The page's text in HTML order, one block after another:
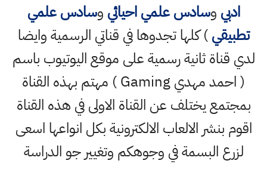
ادبي وسادس علمي احيائي وسادس علمي
تطبيقي) كلها تجدوها في قناتي الرسمية وايضا
لدي قناة ثانية رسمية على موقع اليوتيوب باسم
( احمد مهدي Gaming ) مهتم بهذه القناة
بمجتمع يختلف عن القناة الاولى في هذه القناة
اقوم بنشر الالعاب الالكترونية بكل انواعها اسعى
لزرع البسمة في وجوهكم وتغيير جو الدراسة